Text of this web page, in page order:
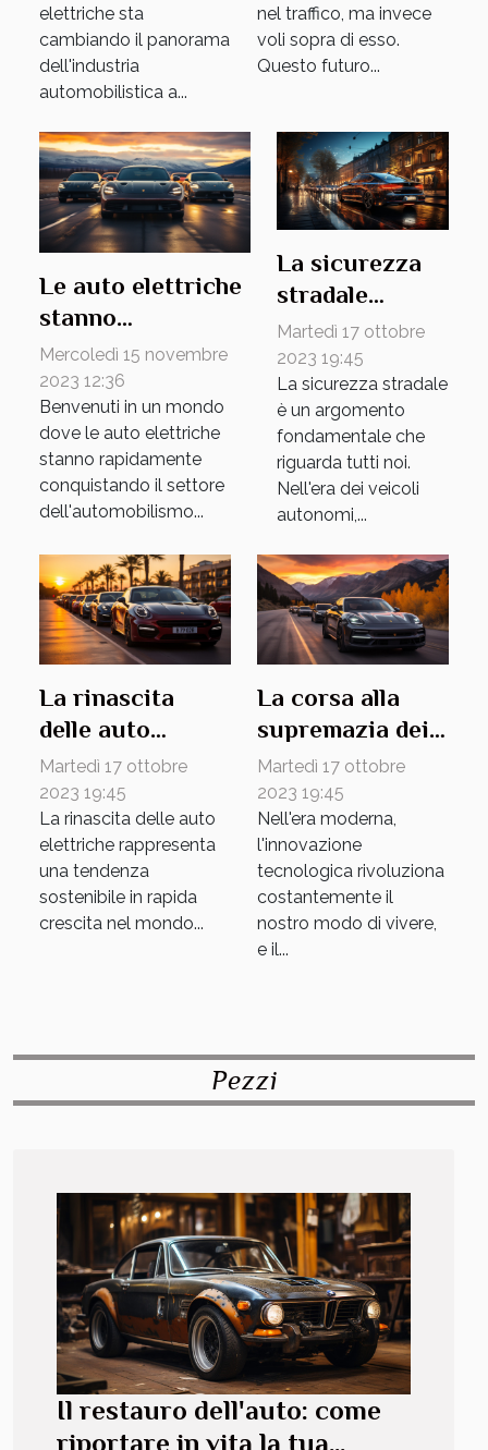
elettriche sta
cambiando il panorama
dell'industria
automobilistica a...
nel traffico, ma invece
voli sopra di esso.
Questo futuro...
Le auto elettriche
stanno
conquistando il
mondo
dell'automobilismo
Mercoledì 15 novembre
2023 12:36
Benvenuti in un mondo
dove le auto elettriche
stanno rapidamente
conquistando il settore
dell'automobilismo...
La sicurezza
stradale
nell'era dei
veicoli
autonomi
Martedì 17 ottobre
2023 19:45
La sicurezza stradale
è un argomento
fondamentale che
riguarda tutti noi.
Nell'era dei veicoli
autonomi,...
La rinascita
delle auto
elettriche: una
tendenza
sostenibile
Martedì 17 ottobre
2023 19:45
La rinascita delle auto
elettriche rappresenta
una tendenza
sostenibile in rapida
crescita nel mondo...
La corsa alla
supremazia dei
SUV elettrici
Martedì 17 ottobre
2023 19:45
Nell'era moderna,
l'innovazione
tecnologica rivoluziona
costantemente il
nostro modo di vivere,
e il...
Pezzi
Il restauro dell'auto: come
riportare in vita la tua